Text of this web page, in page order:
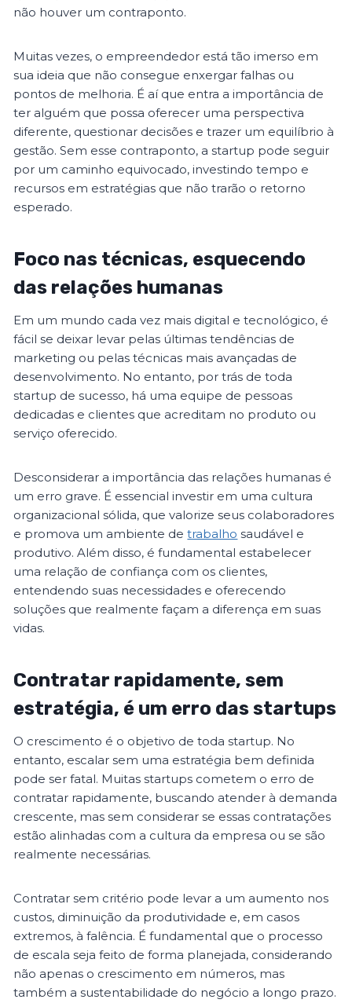
não houver um contraponto.
Muitas vezes, o empreendedor está tão imerso em
sua ideia que não consegue enxergar falhas ou
pontos de melhoria. É aí que entra a importância de
ter alguém que possa oferecer uma perspectiva
diferente, questionar decisões e trazer um equilíbrio à
gestão. Sem esse contraponto, a startup pode seguir
por um caminho equivocado, investindo tempo e
recursos em estratégias que não trarão o retorno
esperado.
Foco nas técnicas, esquecendo
das relações humanas
Em um mundo cada vez mais digital e tecnológico, é
fácil se deixar levar pelas últimas tendências de
marketing ou pelas técnicas mais avançadas de
desenvolvimento. No entanto, por trás de toda
startup de sucesso, há uma equipe de pessoas
dedicadas e clientes que acreditam no produto ou
serviço oferecido.
Desconsiderar a importância das relações humanas é
um erro grave. É essencial investir em uma cultura
organizacional sólida, que valorize seus colaboradores
e promova um ambiente detrabalho saudável e
produtivo. Além disso, é fundamental estabelecer
uma relação de confiança com os clientes,
entendendo suas necessidades e oferecendo
soluções que realmente façam a diferença em suas
vidas.
Contratar rapidamente, sem
estratégia, é um erro das startups
O crescimento é o objetivo de toda startup. No
entanto, escalar sem uma estratégia bem definida
pode ser fatal. Muitas startups cometem o erro de
contratar rapidamente, buscando atender à demanda
crescente, mas sem considerar se essas contratações
estão alinhadas com a cultura da empresa ou se são
realmente necessárias.
Contratar sem critério pode levar a um aumento nos
custos, diminuição da produtividade e, em casos
extremos, à falência. É fundamental que o processo
de escala seja feito de forma planejada, considerando
não apenas o crescimento em números, mas
também a sustentabilidade do negócio a longo prazo.